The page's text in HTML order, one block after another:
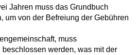
Jahren muss das Grundbuch
um von der Befreiung der Gebühren
muss
werden, was mit der